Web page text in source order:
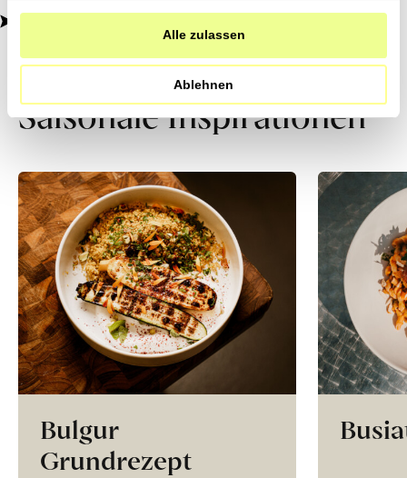
haben.
Alle zulassen
Ablehnen
100% transparent, 0% Zusatzstoffe.
Saisonale Inspirationen
Bulgur
Grundrezept